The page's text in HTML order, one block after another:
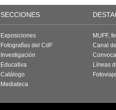
SECCIONES
Exposiciones
Fotografías del CdF
Investigación
Educativa
Catálogo
Mediateca
MUFF,
Canal
Líneas